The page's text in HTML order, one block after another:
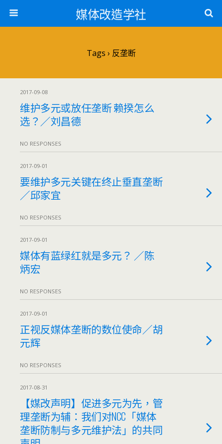
媒体改造学社
Tags › 反垄断
2017-09-08
维护多元或放任垄断 赖揆怎么
选？／刘昌德
NO RESPONSES
2017-09-01
要维护多元关键在终止垂直垄断
／邱家宜
NO RESPONSES
2017-09-01
媒体有蓝绿红就是多元？ ／陈
炳宏
NO RESPONSES
2017-09-01
正视反媒体垄断的数位使命／胡
元辉
NO RESPONSES
2017-08-31
【媒改声明】促进多元为先，管
理垄断为辅：我们对NCC「媒体
垄断防制与多元维护法」的共同